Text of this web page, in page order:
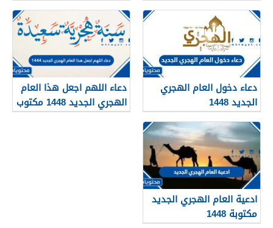
دعاء دخول العام الهجري
الجديد 1448
دعاء اللهم اجعل هذا العام
الهجري الجديد 1448 مكتوب
ادعية العام الهجري الجديد
مكتوبة 1448